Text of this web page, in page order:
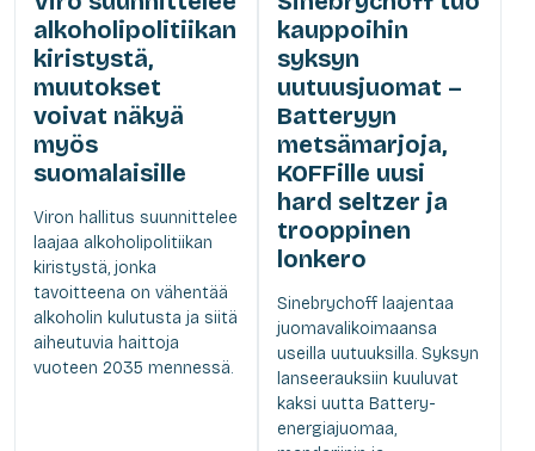
alkoholipolitiikan
kiristystä,
muutokset
voivat näkyä
myös
suomalaisille
Viron hallitus suunnittelee
laajaa alkoholipolitiikan
kiristystä, jonka
tavoitteena on vähentää
alkoholin kulutusta ja siitä
aiheutuvia haittoja
vuoteen 2035 mennessä.
kauppoihin
syksyn
uutuusjuomat –
Batteryyn
metsämarjoja,
KOFFille uusi
hard seltzer ja
trooppinen
lonkero
Sinebrychoff laajentaa
juomavalikoimaansa
useilla uutuuksilla. Syksyn
lanseerauksiin kuuluvat
kaksi uutta Battery-
energiajuomaa,